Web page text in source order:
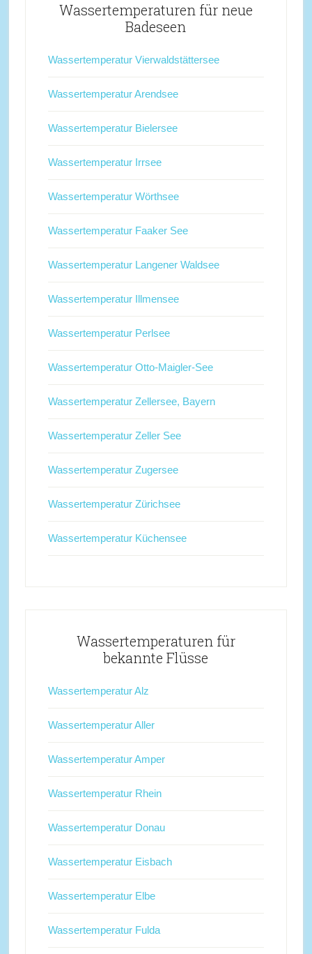
Wassertemperaturen für neue
Badeseen
Wassertemperatur Vierwaldstättersee
Wassertemperatur Arendsee
Wassertemperatur Bielersee
Wassertemperatur Irrsee
Wassertemperatur Wörthsee
Wassertemperatur Faaker See
Wassertemperatur Langener Waldsee
Wassertemperatur Illmensee
Wassertemperatur Perlsee
Wassertemperatur Otto-Maigler-See
Wassertemperatur Zellersee, Bayern
Wassertemperatur Zeller See
Wassertemperatur Zugersee
Wassertemperatur Zürichsee
Wassertemperatur Küchensee
Wassertemperaturen für
bekannte Flüsse
Wassertemperatur Alz
Wassertemperatur Aller
Wassertemperatur Amper
Wassertemperatur Rhein
Wassertemperatur Donau
Wassertemperatur Eisbach
Wassertemperatur Elbe
Wassertemperatur Fulda